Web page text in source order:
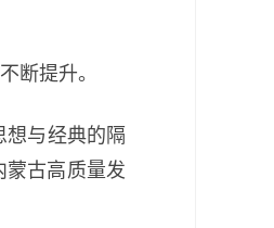
断提升。
与经典的隔
古高质量发